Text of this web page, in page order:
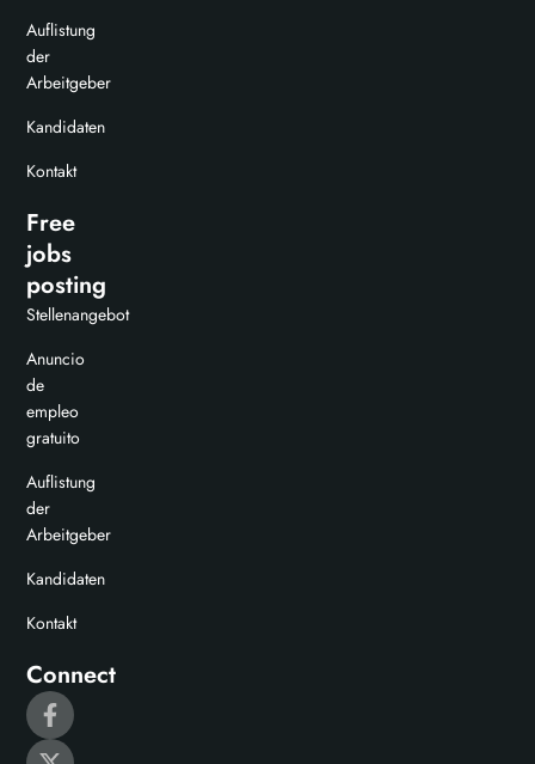
Auflistung
der
Arbeitgeber
Kandidaten
Kontakt
Free
jobs
posting
Stellenangebot
Anuncio
de
empleo
gratuito
Auflistung
der
Arbeitgeber
Kandidaten
Kontakt
Connect